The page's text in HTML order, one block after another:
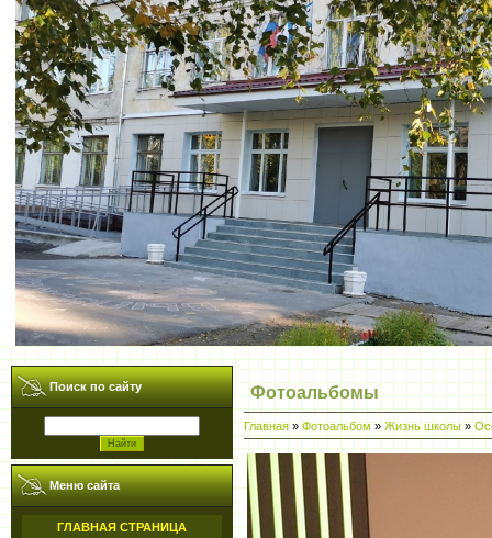
Поиск по сайту
Меню сайта
ГЛАВНАЯ СТРАНИЦА
Фотоальбомы
Главная»Фотоальбом»Жизнь школы»